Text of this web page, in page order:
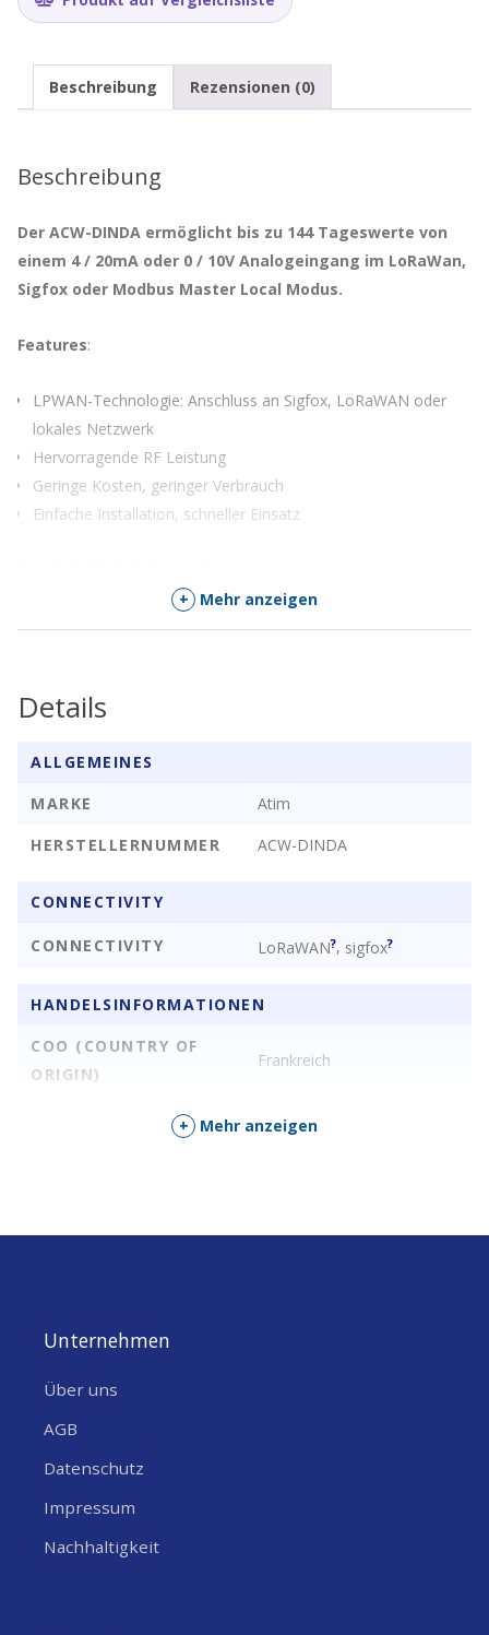
Beschreibung Rezensionen (0)
Beschreibung
Der ACW-DINDA ermöglicht bis zu 144 Tageswerte von
einem 4 / 20mA oder 0 / 10V Analogeingang im LoRaWan,
Sigfox oder Modbus Master Local Modus.
Features:
LPWAN-Technologie: Anschluss an Sigfox, LoRaWAN oder
lokales Netzwerk
Hervorragende RF Leistung
Geringe Kosten, geringer Verbrauch
Einfache Installation, schneller Einsatz
+
Mehr anzeigen
Details
ALLGEMEINES
MARKE
Atim
HERSTELLERNUMMER
ACW-DINDA
CONNECTIVITY
CONNECTIVITY LoRaWAN?, sigfox?
HANDELSINFORMATIONEN
COO (COUNTRY OF
ORIGIN)
Frankreich
+ Mehr anzeigen
Unternehmen
Über uns
AGB
Datenschutz
Impressum
Nachhaltigkeit